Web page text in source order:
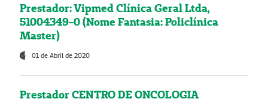
Prestador: Vipmed Clínica Geral Ltda,
51004349-0 (Nome Fantasia: Policlínica
Master)
01 de Abril de 2020
Prestador CENTRO DE ONCOLOGIA